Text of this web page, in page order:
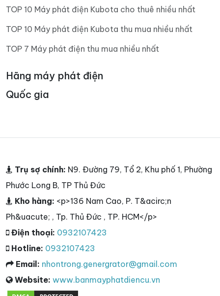
TOP 10 Máy phát điện Kubota cho thuê nhiều nhất
TOP 10 Máy phát điện Kubota thu mua nhiều nhất
TOP 7 Máy phát điện thu mua nhiều nhất
Hãng máy phát điện
Quốc gia
Trụ sợ chính: N9. Đường 79, Tổ 2, Khu phố 1, Phường
Phước Long B, TP Thủ Đức
Kho hàng: <p>136 Nam Cao, P. T&acirc;n
Ph&uacute; , Tp. Thủ Đức , TP. HCM</p>
Điện thoại: 0932107423
Hotline: 0932107423
Email: nhontrong.genergrator@gmail.com
Website: www.banmayphatdiencu.vn